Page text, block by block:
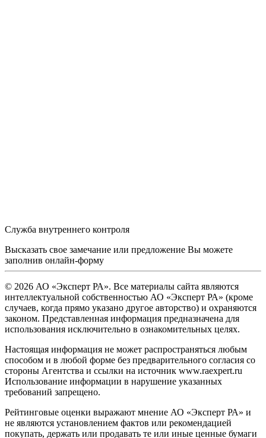
Служба внутреннего контроля
Высказать свое замечание или предложение Вы можете
заполнив онлайн-форму
© 2026 АО «Эксперт РА». Все материалы сайта являются
интеллектуальной собственностью АО «Эксперт РА» (кроме
случаев, когда прямо указано другое авторство) и охраняются
законом. Представленная информация предназначена для
использования исключительно в ознакомительных целях.
Настоящая информация не может распространяться любым
способом и в любой форме без предварительного согласия со
стороны Агентства и ссылки на источник www.raexpert.ru
Использование информации в нарушение указанных
требований запрещено.
Рейтинговые оценки выражают мнение АО «Эксперт РА» и
не являются установлением фактов или рекомендацией
покупать, держать или продавать те или иные ценные бумаги